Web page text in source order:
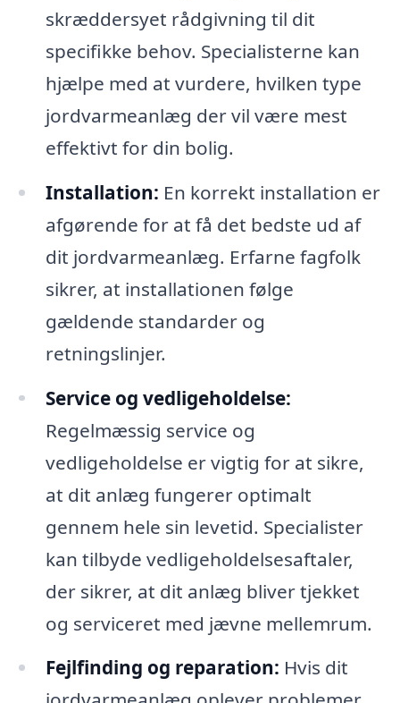
skræddersyet rådgivning til dit
specifikke behov. Specialisterne kan
hjælpe med at vurdere, hvilken type
jordvarmeanlæg der vil være mest
effektivt for din bolig.
Installation: En korrekt installation er
afgørende for at få det bedste ud af
dit jordvarmeanlæg. Erfarne fagfolk
sikrer, at installationen følge
gældende standarder og
retningslinjer.
Service og vedligeholdelse:
Regelmæssig service og
vedligeholdelse er vigtig for at sikre,
at dit anlæg fungerer optimalt
gennem hele sin levetid. Specialister
kan tilbyde vedligeholdelsesaftaler,
der sikrer, at dit anlæg bliver tjekket
og serviceret med jævne mellemrum.
Fejlfinding og reparation: Hvis dit